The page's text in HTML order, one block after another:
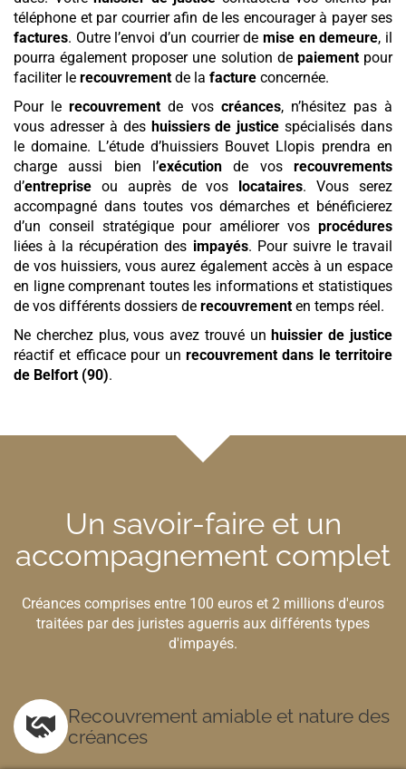
téléphone et par courrier afin de les encourager à payer ses
factures. Outre l’envoi d’un courrier de mise en demeure, il
pourra également proposer une solution de paiementpour
faciliter le recouvrement de la facture concernée.
Pour lerecouvrement de vos créances, n’hésitez pas à
vous adresser à des huissiers de justice spécialisés dans
le domaine. L’étude d’huissiers Bouvet Llopis prendra en
charge aussi bien l’exécution de vos recouvrements
d’entreprise ou auprès de vos locataires. Vous serez
accompagné dans toutes vos démarches et bénéficierez
d’un conseil stratégique pour améliorer vos procédures
liées à la récupération des impayés. Pour suivre le travail
de vos huissiers, vous aurez également accès à un espace
en ligne comprenant toutes les informations et statistiques
de vos différents dossiers de recouvrement en temps réel.
Ne cherchez plus, vous avez trouvé un huissier de justice
réactif et efficace pour un recouvrementdans le territoire
de Belfort (90).
Un savoir-faire et un
accompagnement complet
Créances comprises entre 100 euros et 2 millions d'euros
traitées par des juristes aguerris aux différents types
d'impayés.
Recouvrement amiable et nature des
créances